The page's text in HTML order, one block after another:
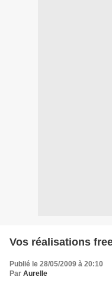
Vos réalisations
Publié le 28/05/2009 à 20:10
Par Aurelle